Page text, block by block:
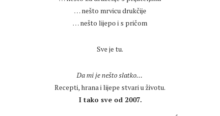
… nešto mrvicu drukčije
… nešto lijepo i s pričom
Sve je tu.
Da mi je nešto slatko…
Recepti, hrana i lijepe stvari u životu.
I tako sve od 2007.